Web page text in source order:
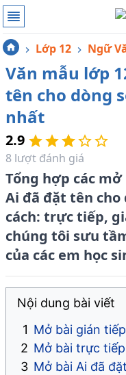
Lớp 12 Ngữ
Văn mẫu lớp
tên cho dòng
nhất
Tổng hợp các
Ai đã đặt tên
cách: trực tiếp,
chúng tôi sưu
của các em học
2.9
8 lượt đánh giá
Nội dung bài viết
Mở bài gián
Mở bài trực
Mở bài Ai đã